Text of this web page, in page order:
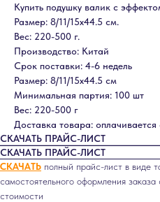
Купить подушку валик с
Размер: 8/11/15х44.5 см.
Вес: 220-500 г.
Производство: Китай
Срок поставки: 4-6 недель
Размер: 8/11/15х44.5 см
Минимальная партия: 100 шт
Вес: 220-500 г
Доставка товара: оплачивается
СКАЧАТЬ ПРАЙС-ЛИСТ
СКАЧАТЬ ПРАЙС-ЛИСТ
СКАЧАТЬ полный прайс-лист в виде
самостоятельного оформления
стоимости